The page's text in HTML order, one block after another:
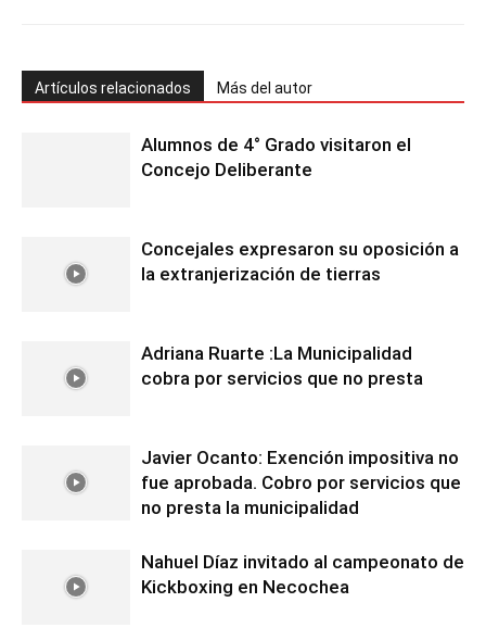
Artículos relacionados Más del autor
Alumnos de 4° Grado visitaron el
Concejo Deliberante
Concejales expresaron su oposición a
la extranjerización de tierras
Adriana Ruarte :La Municipalidad
cobra por servicios que no presta
Javier Ocanto: Exención impositiva no
fue aprobada. Cobro por servicios que
no presta la municipalidad
Nahuel Díaz invitado al campeonato de
Kickboxing en Necochea